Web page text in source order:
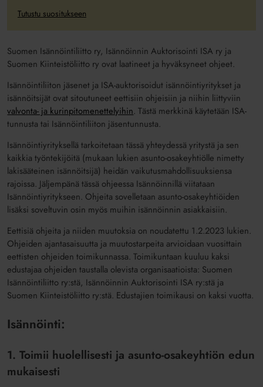
Tutustu suositukseen
Suomen Isännöintiliitto ry, Isännöinnin Auktorisointi ISA ry ja
Suomen Kiinteistöliitto ry ovat laatineet ja hyväksyneet ohjeet.
Isännöintiliiton jäsenet ja ISA-auktorisoidut isännöintiyritykset ja
isännöitsijät ovat sitoutuneet eettisiin ohjeisiin ja niihin liittyviin
valvonta- ja kurinpitomenettelyihin. Tästä merkkinä käytetään ISA-
tunnusta tai Isännöintiliiton jäsentunnusta.
Isännöintiyrityksellä tarkoitetaan tässä yhteydessä yritystä ja sen
kaikkia työntekijöitä (mukaan lukien asunto-osakeyhtiölle nimetty
lakisääteinen isännöitsijä) heidän vaikutusmahdollisuuksiensa
rajoissa. Jäljempänä tässä ohjeessa Isännöinnillä viitataan
Isännöintiyritykseen. Ohjeita sovelletaan asunto-osakeyhtiöiden
lisäksi soveltuvin osin myös muihin isännöinnin asiakkaisiin.
Eettisiä ohjeita ja niiden muutoksia on noudatettu 1.2.2023 lukien.
Ohjeiden ajantasaisuutta ja muutostarpeita arvioidaan vuosittain
eettisten ohjeiden toimikunnassa. Toimikuntaan kuuluu kaksi
edustajaa ohjeiden taustalla olevista organisaatioista: Suomen
Isännöintiliitto ry:stä, Isännöinnin Auktorisointi ISA ry:stä ja
Suomen Kiinteistöliitto ry:stä. Edustajien toimikausi on kaksi vuotta.
Isännöinti:
1. Toimii huolellisesti ja asunto-osakeyhtiön edun
mukaisesti